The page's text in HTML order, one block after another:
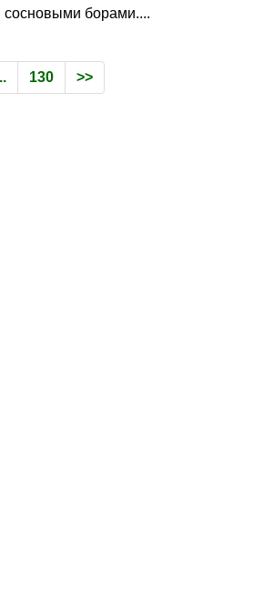
борами....
.. 130 >>